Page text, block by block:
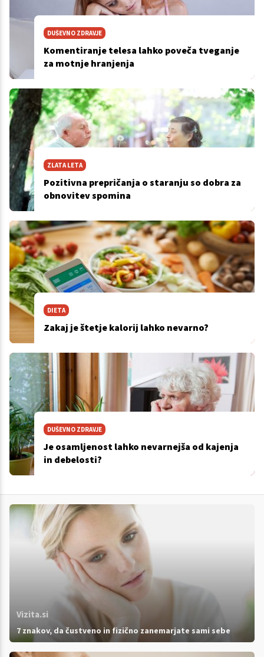
DUŠEVNO ZDRAVJE
Komentiranje telesa lahko poveča tveganje
za motnje hranjenja
ZLATA LETA
Pozitivna prepričanja o staranju so dobra za
obnovitev spomina
DIETA
Zakaj je štetje kalorij lahko nevarno?
DUŠEVNO ZDRAVJE
Je osamljenost lahko nevarnejša od kajenja
in debelosti?
Vizita.si
7 znakov, da čustveno in fizično zanemarjate sami sebe